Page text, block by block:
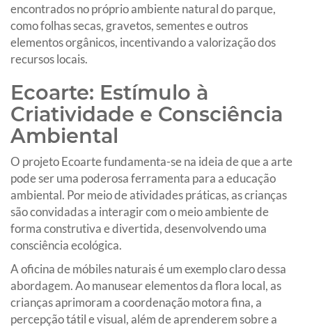
encontrados no próprio ambiente natural do parque,
como folhas secas, gravetos, sementes e outros
elementos orgânicos, incentivando a valorização dos
recursos locais.
Ecoarte: Estímulo à
Criatividade e Consciência
Ambiental
O projeto Ecoarte fundamenta-se na ideia de que a arte
pode ser uma poderosa ferramenta para a educação
ambiental. Por meio de atividades práticas, as crianças
são convidadas a interagir com o meio ambiente de
forma construtiva e divertida, desenvolvendo uma
consciência ecológica.
A oficina de móbiles naturais é um exemplo claro dessa
abordagem. Ao manusear elementos da flora local, as
crianças aprimoram a coordenação motora fina, a
percepção tátil e visual, além de aprenderem sobre a